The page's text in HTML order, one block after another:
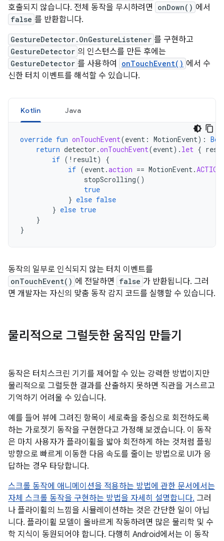
호출되지 않습니다. 전체 동작을 무시하려면
onDown() 에서
false 를 반환합니다.
GestureDetector.OnGestureListener 를 구현하고
GestureDetector 의 인스턴스를 만든 후에는
GestureDetector 를 사용하여 onTouchEvent() 에서 수
신한 터치 이벤트를 해석할 수 있습니다.
Kotlin Java
override fun onTouchEvent(event : MotionEvent):
return detector .onTouchEvent(event). let {
if ( ! result)
{
if (event.action == MotionEvent.
stopScrolling()
true
} else false
} else true
}
}
동작의 일부로 인식되지 않는 터치 이벤트를
onTouchEvent() 에 전달하면 false 가 반환됩니다. 그러
면 개발자는 자신의 맞춤 동작 감지 코드를 실행할 수 있습니다.
물리적으로 그럴듯한 움직임 만들기
동작은 터치스크린 기기를 제어할 수 있는 강력한 방법이지만
물리적으로 그럴듯한 결과를 산출하지 못하면 직관을 거스르고
기억하기 어려울 수 있습니다.
예를 들어 뷰에 그려진 항목이 세로축을 중심으로 회전하도록
하는 가로젓기 동작을 구현한다고 가정해 보겠습니다. 이 동작
은 마치 사용자가 플라이휠을 밟아 회전하게 하는 것처럼 플링
방향으로 빠르게 이동한 다음 속도를 줄이는 방법으로 UI가 응
답하는 경우 타당합니다.
스크롤 동작에 애니메이션을 적용하는 방법에 관한 문서에서는
자체 스크롤 동작을 구현하는 방법을 자세히 설명합니다. 그러
나 플라이휠의 느낌을 시뮬레이션하는 것은 간단한 일이 아닙
니다. 플라이휠 모델이 올바르게 작동하려면 많은 물리학 및 수
학 지식이 동원되어야 합니다. 다행히 Android에서는 이 동작